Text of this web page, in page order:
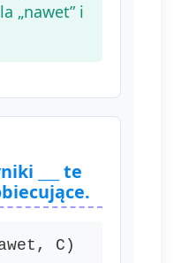
„nawet” i
___ te
C)